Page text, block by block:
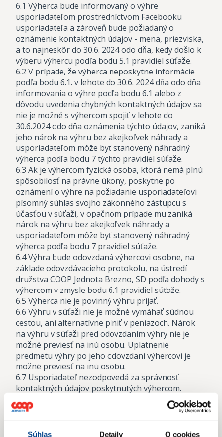
Súhlas Detaily O cookies
6.1 Výherca bude informovaný o výhre
usporiadateľom prostredníctvom Facebooku
usporiadateľa a zároveň bude požiadaný o
oznámenie kontaktných údajov - mena, priezviska,
a to najneskôr do 30.6. 2024 odo dňa, kedy došlo k
výberu výhercu podľa bodu 5.1 pravidiel súťaže.
6.2 V prípade, že výherca neposkytne informácie
podľa bodu 6.1. v lehote do 30.6. 2024 dňa odo dňa
informovania o výhre podľa bodu 6.1 alebo z
dôvodu uvedenia chybných kontaktných údajov sa
nie je možné s výhercom spojiť v lehote do
30.6.2024 odo dňa oznámenia týchto údajov, zaniká
jeho nárok na výhru bez akejkoľvek náhrady a
usporiadateľom môže byť stanovený náhradný
výherca podľa bodu 7 týchto pravidiel súťaže.
6.3 Ak je výhercom fyzická osoba, ktorá nemá plnú
spôsobilosť na právne úkony, poskytne po
oznámení o výhre na požiadanie usporiadateľovi
písomný súhlas svojho zákonného zástupcu s
účasťou v súťaži, v opačnom prípade mu zaniká
nárok na výhru bez akejkoľvek náhrady a
usporiadateľom môže byť stanovený náhradný
výherca podľa bodu 7 pravidiel súťaže.
6.4 Výhra bude odovzdaná výhercovi osobne, na
základe odovzdávacieho protokolu, na ústredí
družstva COOP Jednota Brezno, SD podľa dohody s
výhercom v zmysle bodu 6.1 pravidiel súťaže.
6.5 Výherca nie je povinný výhru prijať.
6.6 Výhru v súťaži nie je možné vymáhať súdnou
cestou, ani alternatívne plniť v peniazoch. Nárok
na výhru v súťaži pred odovzdaním výhry nie je
možné previesť na inú osobu. Uplatnenie
predmetu výhry po jeho odovzdaní výhercovi je
možné previesť na inú osobu.
6.7 Usporiadateľ nezodpovedá za správnosť
kontaktných údajov poskytnutých výhercom.
6.8 Usporiadateľ nezodpovedá za vlastnosti výhry.
6.9 Reklamácie sa na predmet výhry nevzťahujú,
pokiaľ v jednotlivom prípade nie je dohodnuté inak.